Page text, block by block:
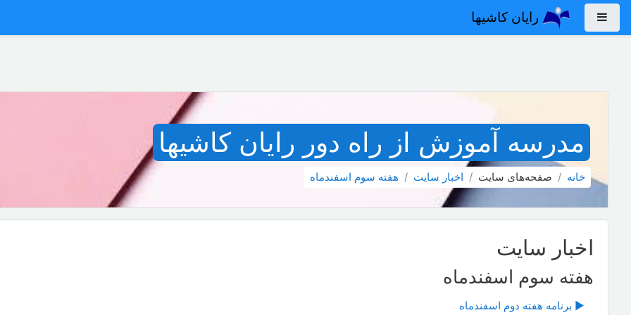
پرش به محتوای اصلی
پنل کناری رایان کاشیها
مدرسه آموزش از راه دور رایان کاشیها
خانه صفحه‌های سایت اخبار سايت هفته سوم اسفندماه
اخبار سايت
هفته سوم اسفندماه
▶︎ برنامه هفته دوم اسفندماه